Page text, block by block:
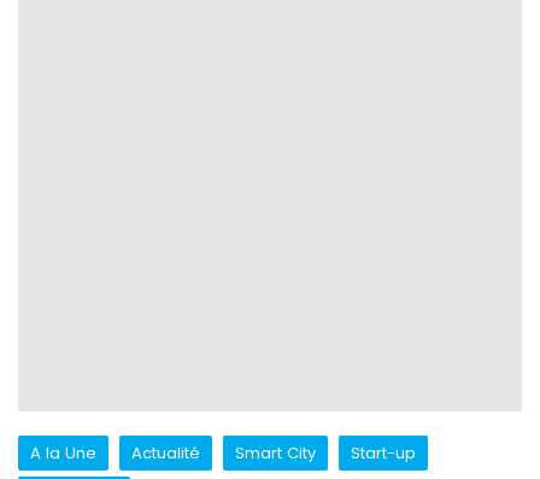
A la Une Actualité Smart City
Start-up